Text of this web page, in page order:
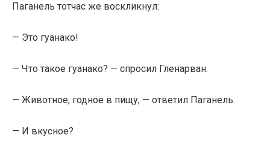
Паганель тотчас же воскликнул:
— Это гуанако!
— Что такое гуанако? — спросил Гленарван.
— Животное, годное в пищу, — ответил Паганель.
— И вкусное?